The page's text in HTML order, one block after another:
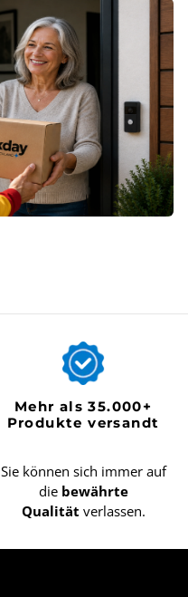
Mehr als 35.000+
Produkte versandt
Sie können sich immer auf
die bewährte
Qualität verlassen.